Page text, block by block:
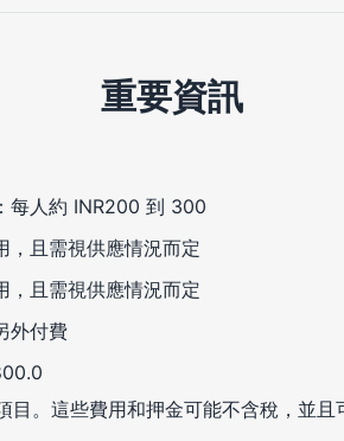
重要資訊
每人約 INR200 到 300
，且需視供應情況而定
，且需視供應情況而定
外付費
。這些費用和押金可能不含稅，並且